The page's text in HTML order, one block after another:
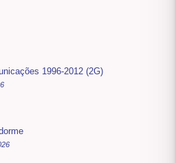
1996-2012 (2G)